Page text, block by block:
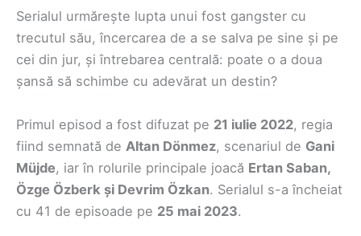
Serialul urmărește lupta unui fost gangster cu
trecutul său, încercarea de a se salva pe sine și pe
cei din jur, și întrebarea centrală: poate o a doua
șansă să schimbe cu adevărat un destin?
Primul episod a fost difuzat pe 21 iulie 2022, regia
fiind semnată de Altan Dönmez, scenariul de Gani
Müjde, iar în rolurile principale joacă Ertan Saban,
Özge Özberk și Devrim Özkan. Serialul s-a încheiat
cu 41 de episoade pe 25 mai 2023.